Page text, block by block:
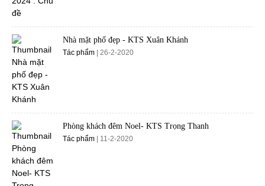
Nhà mặt phố đẹp - KTS Xuân Khánh
Tác phẩm | 26-2-2020
Phòng khách đêm Noel- KTS Trọng Thanh
Tác phẩm | 11-2-2020